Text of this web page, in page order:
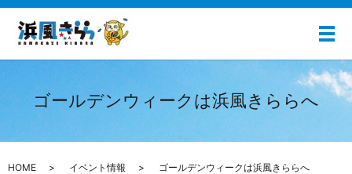
メ
ゴールデンウィークは浜風きららへ
HOME イベント情報 ゴールデンウィークは浜風きららへ